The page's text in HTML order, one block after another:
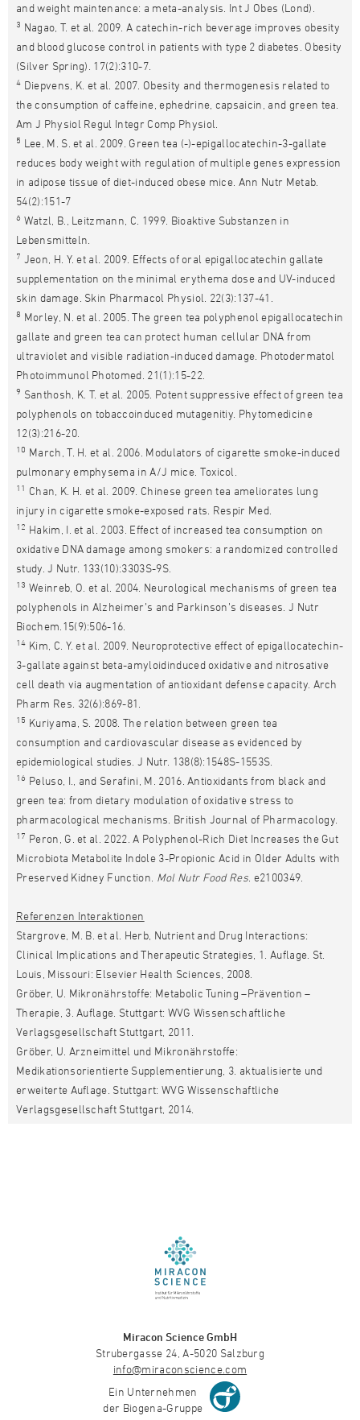
and weight maintenance: a meta-analysis. Int J Obes (Lond).
3 Nagao, T. et al. 2009. A catechin-rich beverage improves obesity
and blood glucose control in patients with type 2 diabetes. Obesity
(Silver Spring). 17(2):310-7.
4 Diepvens, K. et al. 2007. Obesity and thermogenesis related to
the consumption of caffeine, ephedrine, capsaicin, and green tea.
Am J Physiol Regul Integr Comp Physiol.
5 Lee, M. S. et al. 2009. Green tea (-)-epigallocatechin-3-gallate
reduces body weight with regulation of multiple genes expression
in adipose tissue of diet-induced obese mice. Ann Nutr Metab.
54(2):151-7
6 Watzl, B., Leitzmann, C. 1999. Bioaktive Substanzen in
Lebensmitteln.
7 Jeon, H. Y. et al. 2009. Effects of oral epigallocatechin gallate
supplementation on the minimal erythema dose and UV-induced
skin damage. Skin Pharmacol Physiol. 22(3):137-41.
8 Morley, N. et al. 2005. The green tea polyphenol epigallocatechin
gallate and green tea can protect human cellular DNA from
ultraviolet and visible radiation-induced damage. Photodermatol
Photoimmunol Photomed. 21(1):15-22.
9 Santhosh, K. T. et al. 2005. Potent suppressive effect of green tea
polyphenols on tobaccoinduced mutagenitiy. Phytomedicine
12(3):216-20.
10 March, T. H. et al. 2006. Modulators of cigarette smoke-induced
pulmonary emphysema in A/J mice. Toxicol.
11 Chan, K. H. et al. 2009. Chinese green tea ameliorates lung
injury in cigarette smoke-exposed rats. Respir Med.
12 Hakim, I. et al. 2003. Effect of increased tea consumption on
oxidative DNA damage among smokers: a randomized controlled
study. J Nutr. 133(10):3303S-9S.
13 Weinreb, O. et al. 2004. Neurological mechanisms of green tea
polyphenols in Alzheimer’s and Parkinson’s diseases. J Nutr
Biochem.15(9):506-16.
14 Kim, C. Y. et al. 2009. Neuroprotective effect of epigallocatechin-
3-gallate against beta-amyloidinduced oxidative and nitrosative
cell death via augmentation of antioxidant defense capacity. Arch
Pharm Res. 32(6):869-81.
15 Kuriyama, S. 2008. The relation between green tea
consumption and cardiovascular disease as evidenced by
epidemiological studies. J Nutr. 138(8):1548S-1553S.
16 Peluso, I., and Serafini, M. 2016. Antioxidants from black and
green tea: from dietary modulation of oxidative stress to
pharmacological mechanisms. British Journal of Pharmacology.
17 Peron, G. et al. 2022. A Polyphenol-Rich Diet Increases the Gut
Microbiota Metabolite Indole 3-Propionic Acid in Older Adults with
Preserved Kidney Function. Mol Nutr Food Res . e2100349.
Referenzen Interaktionen
Stargrove, M. B. et al. Herb, Nutrient and Drug Interactions:
Clinical Implications and Therapeutic Strategies, 1. Auflage. St.
Louis, Missouri: Elsevier Health Sciences, 2008.
Gröber, U. Mikronährstoffe: Metabolic Tuning –Prävention –
Therapie, 3. Auflage. Stuttgart: WVG Wissenschaftliche
Verlagsgesellschaft Stuttgart, 2011.
Gröber, U. Arzneimittel und Mikronährstoffe:
Medikationsorientierte Supplementierung, 3. aktualisierte und
erweiterte Auflage. Stuttgart: WVG Wissenschaftliche
Verlagsgesellschaft Stuttgart, 2014.
Miracon Science GmbH
Strubergasse 24, A-5020 Salzburg
info@miraconscience.com
Ein Unternehmen
der Biogena-Gruppe